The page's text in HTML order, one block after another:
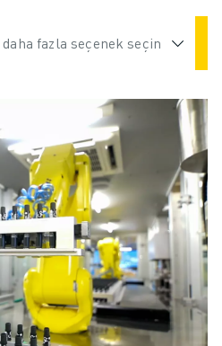
Endüstriler
fazla seçenek seçin